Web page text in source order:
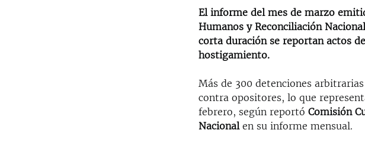
El informe del mes de marzo
Humanos y Reconciliación
corta duración se reportan actos
hostigamiento.
Más de 300 detenciones
contra opositores, lo que
febrero, según reportóComisión
Nacionalen su informe mensual.